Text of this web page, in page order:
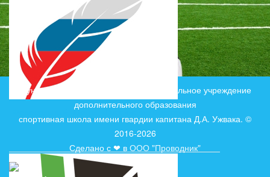
Федеральный портал «Российское образование»
Муниципальное бюджетное образовательное учреждение
дополнительного образования
спортивная школа имени гвардии капитана Д.А. Ужвака. ©
2016-2026
Сделано с ❤ в ООО "Проводник"